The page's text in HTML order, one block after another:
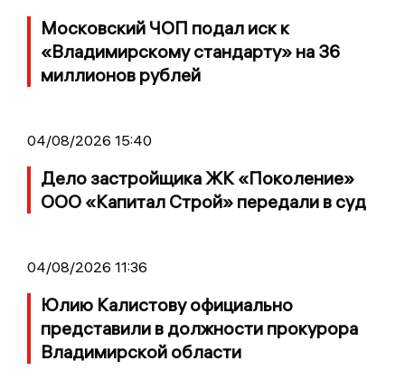
Московский ЧОП подал иск к
«Владимирскому стандарту» на 36
миллионов рублей
04/08/2026 15:40
Дело застройщика ЖК «Поколение»
ООО «Капитал Строй» передали в суд
04/08/2026 11:36
Юлию Калистову официально
представили в должности прокурора
Владимирской области